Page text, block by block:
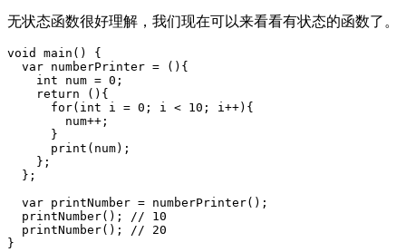
无状态函数很好理解，我们现在可以来看看有状态的函数了。
void main() {
  var numberPrinter = (){
    int num = 0;
    return (){
      for(int i = 0; i < 10; i++){
        num++;
      }
      print(num);
    };
  };
  var printNumber = numberPrinter();
  printNumber(); // 10
  printNumber(); // 20
}